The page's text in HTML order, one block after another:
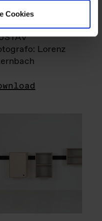
Cookies
Lorenz